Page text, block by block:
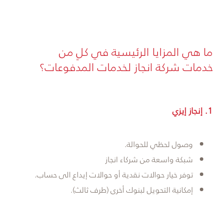
ما هي المزايا الرئيسية في كلٍ من
خدمات شركة انجاز لخدمات المدفوعات؟
1. إنجاز إيزي
وصول لحظي للحوالة.
شبكة واسعة من شركاء انجاز
توفر خيار حوالات نقدية أو حوالات إيداع الى حساب.
إمكانية التحويل لبنوك أخرى (طرف ثالث).